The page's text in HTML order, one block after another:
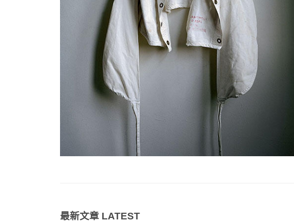
最新文章 LATEST